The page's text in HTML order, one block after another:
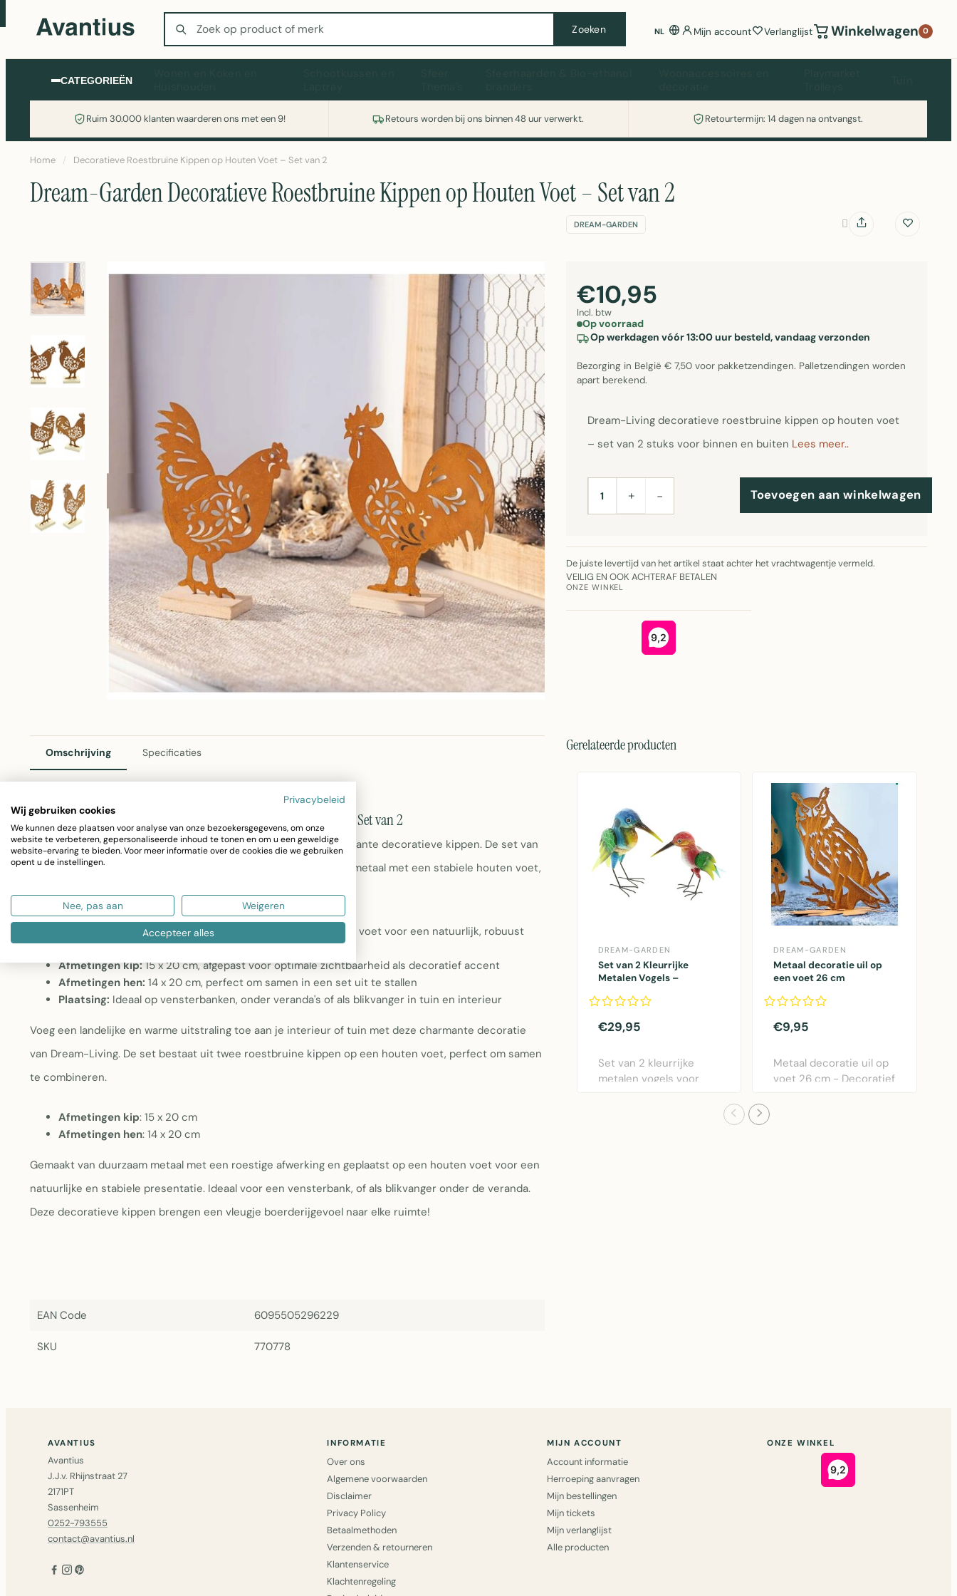
Zoeken
Zoeken NL Mijn account Verlanglijst Winkelwagen 0
CATEGORIEËN
Ruim 30.000 klanten waarderen ons met een 9! Retours worden bij ons binnen 48 uur verwerkt. Retourtermijn: 14 dagen na ontvangst.
Wasmachine of koelkast nodig? Vergelijk alle prijzen op Witgoedaanbod.nl
Home / Decoratieve Roestbruine Kippen op Houten Voet – Set van 2
Dream-Garden Decoratieve Roestbruine Kippen op Houten Voet – Set van 2
DREAM-GARDEN
€10,95
Incl. btw
Op voorraad
Op werkdagen vóór 13:00 uur besteld, vandaag verzonden
Bezorging in België € 7,50 voor pakketzendingen. Palletzendingen worden
apart berekend.
Dream-Living decoratieve roestbruine kippen op houten voet
– set van 2 stuks voor binnen en buiten Lees meer..
AANTAL+ − Toevoegen aan winkelwagen
De juiste levertijd van het artikel staat achter het vrachtwagentje vermeld.
VEILIG EN OOK ACHTERAF BETALEN
ONZE WINKEL
Omschrijving Specificaties
Dream-Living Decoratieve Roestbruine Kippen op Houten Voet – Set van 2
Breng een landelijk en natuurlijk karakter in huis met deze charmante decoratieve kippen. De set van
twee stuks combineert de authentieke uitstraling van roestend metaal met een stabiele houten voet,
geschikt voor zowel interieur als tuin.
Duurzaam metaal met roestafwerking en houten voet voor een natuurlijk, robuust
Afmetingen kip:15 x 20 cm, afgepast voor optimale zichtbaarheid als decoratief accent
Afmetingen hen: 14 x 20 cm, perfect om samen in een set uit te stallen
Plaatsing: Ideaal op vensterbanken, onder veranda's of als blikvanger in tuin en interieur
Voeg een landelijke en warme uitstraling toe aan je interieur of tuin met deze charmante decoratie
van Dream-Living. De set bestaat uit twee roestbruine kippen op een houten voet, perfect om samen
te combineren.
Afmetingen kip: 15 x 20 cm
Afmetingen hen: 14 x 20 cm
Gemaakt van duurzaam metaal met een roestige afwerking en geplaatst op een houten voet voor een
natuurlijke en stabiele presentatie. Ideaal voor een vensterbank, of als blikvanger onder de veranda.
Deze decoratieve kippen brengen een vleugje boerderijgevoel naar elke ruimte!
EAN Code 6095505296229
SKU 770778
Gerelateerde producten
DREAM-GARDEN
Set van 2 Kleurrijke
Metalen Vogels –
Interieur
€29,95
Set van 2 kleurrijke
metalen vogels voor
DREAM-GARDEN
Metaal decoratie uil op
een voet 26 cm
€9,95
Metaal decoratie uil op
voet 26 cm - Decoratief
AVANTIUS
Avantius
J.J.v. Rhijnstraat 27
2171PT
Sassenheim
0252-793555
contact@avantius.nl
INFORMATIE
Over ons
Algemene voorwaarden
Disclaimer
Privacy Policy
Betaalmethoden
Verzenden & retourneren
Klantenservice
Klachtenregeling
MIJN ACCOUNT
Account informatie
Herroeping aanvragen
Mijn bestellingen
Mijn tickets
Mijn verlanglijst
Alle producten
ONZE WINKEL
Privacybeleid
Wij gebruiken cookies
We kunnen deze plaatsen voor analyse van onze bezoekersgegevens, om onze
website te verbeteren, gepersonaliseerde inhoud te tonen en om u een geweldige
website-ervaring te bieden. Voor meer informatie over de cookies die we gebruiken
opent u de instellingen.
Nee, pas aan Weigeren
Accepteer alles